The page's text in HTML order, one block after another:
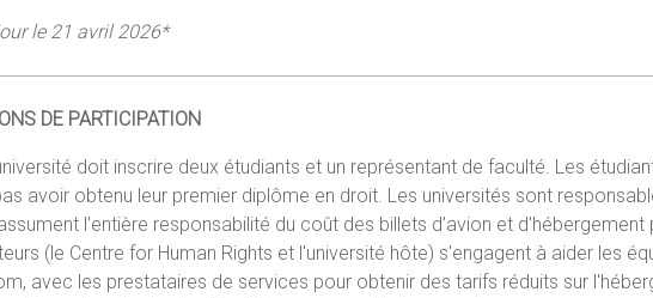
le 21 avril 2026*
DE PARTICIPATION
doit inscrire deux étudiants et un représentant de faculté. Les
avoir obtenu leur premier diplôme en droit. Les universités sont
l'entière responsabilité du coût des billets d’avion et
(le Centre for Human Rights et l'université hôte) s'engagent à aider les
avec les prestataires de services pour obtenir des tarifs réduits sur